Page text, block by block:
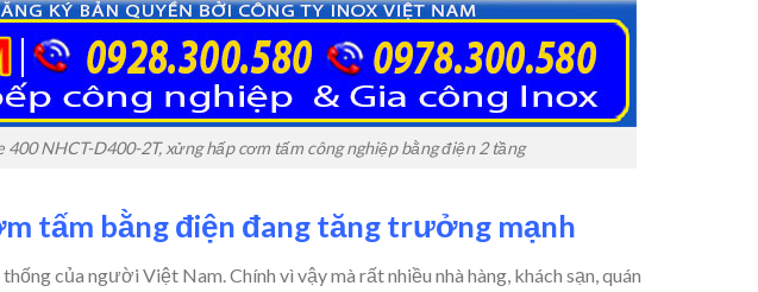
NHCT-D400-2T, xửng hấp cơm tấm công nghiệp bằng điện 2 tầng
tấm bằng điện đang tăng trưởng mạnh
của người Việt Nam. Chính vì vậy mà rất nhiều nhà hàng, khách sạn, quán